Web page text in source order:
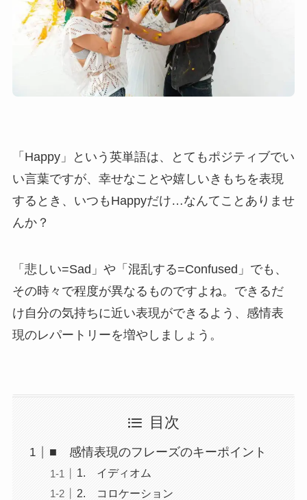
「Happy」
という英単語は、とてもポジティブでい
い言葉ですが、幸せなことや嬉しいきもちを表現
するとき、いつも Happyだけ…なんてことありませ
んか？
「悲しい=Sad」 や「混乱する=Confused」 でも、
その時々で程度が異なるものですよね。できるだ
け自分の気持ちに近い表現ができるよう、感情表
現のレパートリーを増やしましょう。
目次
■ 感情表現のフレーズのキーポイント
1. イディオム
2. コロケーション